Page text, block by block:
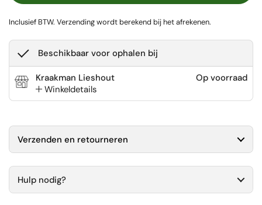
Inclusief BTW. Verzendingwordt berekend bij het afrekenen.
Beschikbaar voor ophalen bij
Kraakman Lieshout
Winkeldetails
Op voorraad
Verzenden en retourneren
Hulp nodig?